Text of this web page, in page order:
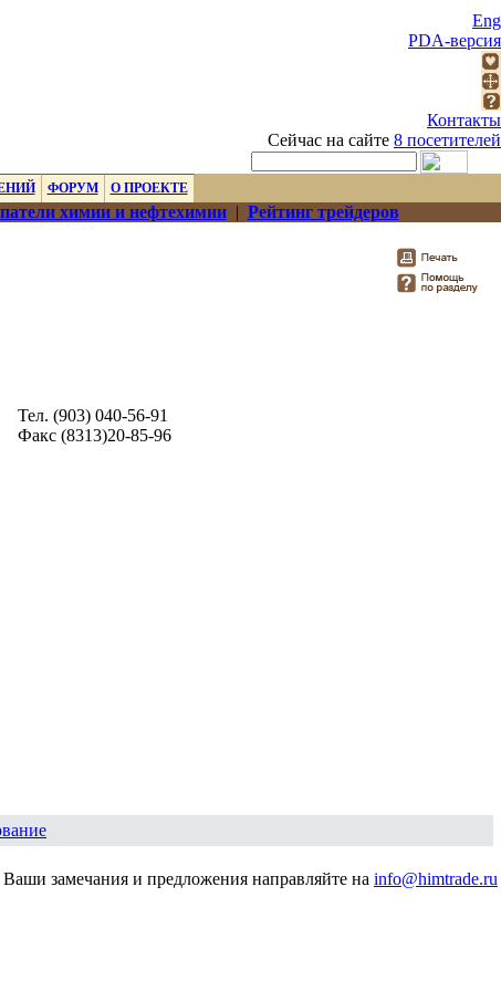
Eng
PDA-версия
Контакты
Сейчас на сайте 8 посетителей
ФОРУМ О ПРОЕКТЕ
химии и нефтехимии| Рейтинг трейдеров
Тел. (903) 040-56-91
Факс (8313)20-85-96
Ваши замечания и предложения направляйте на info@himtrade.ru